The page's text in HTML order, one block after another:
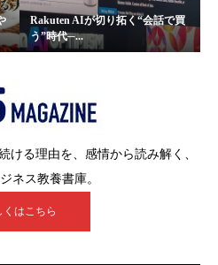
Rakuten AIが切り拓く“会話で買
う”時代─...
ける理由を、感情から読み解く、
ネス教養書庫。
くはこちら